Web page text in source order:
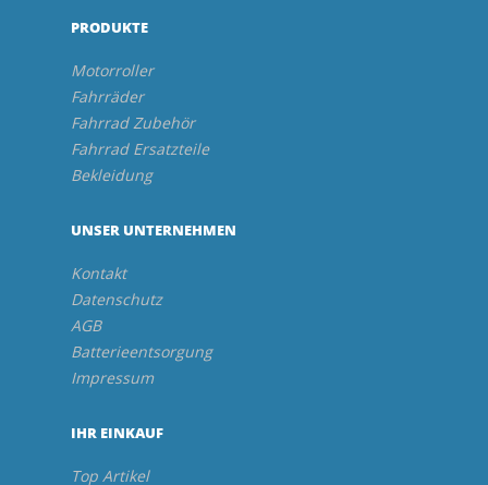
PRODUKTE
Motorroller
Fahrräder
Fahrrad Zubehör
Fahrrad Ersatzteile
Bekleidung
UNSER UNTERNEHMEN
Kontakt
Datenschutz
AGB
Batterieentsorgung
Impressum
IHR EINKAUF
Top Artikel